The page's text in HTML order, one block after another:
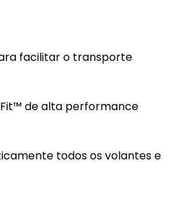
facilitar o transporte
de alta performance
todos os volantes e